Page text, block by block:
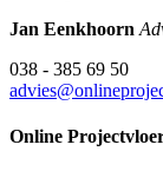
Jan Eenkhoorn
038 - 385 69 50
Online